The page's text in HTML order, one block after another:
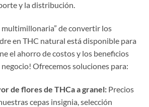
y la distribución.
de convertir los
en THC natural está disponible para
el ahorro de costos y los beneficios
Ofrecemos soluciones para:
de flores de THCa a granel:Precios
cepas insignia, selección